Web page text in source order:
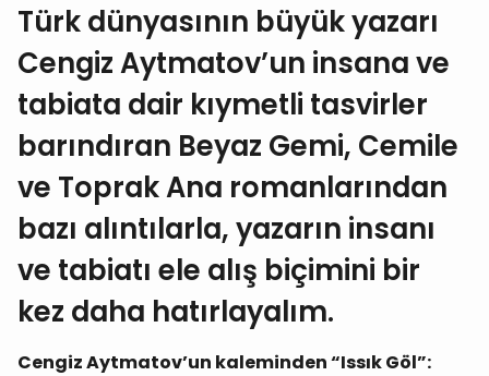
Türk dünyasının büyük yazarı
Cengiz Aytmatov’un insana ve
tabiata dair kıymetli tasvirler
barındıran Beyaz Gemi, Cemile
ve Toprak Ana romanlarından
bazı alıntılarla, yazarın insanı
ve tabiatı ele alış biçimini bir
kez daha hatırlayalım.
Cengiz Aytmatov’un kaleminden “Issık Göl”: